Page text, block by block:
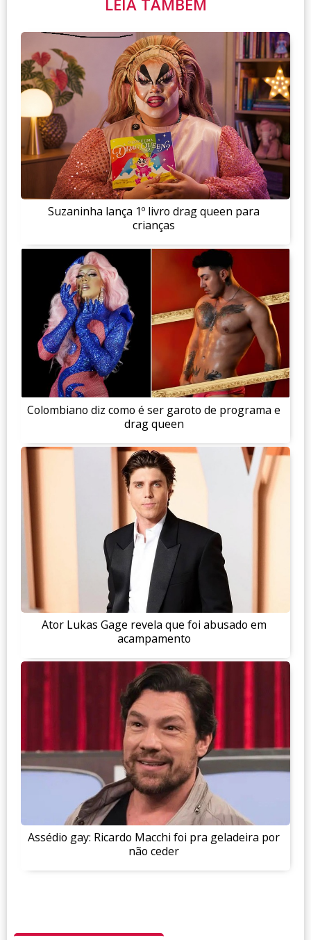
LEIA TAMBÉM
Suzaninha lança 1º livro drag queen para
crianças
Colombiano diz como é ser garoto de programa e
drag queen
Ator Lukas Gage revela que foi abusado em
acampamento
Assédio gay: Ricardo Macchi foi pra geladeira por
não ceder